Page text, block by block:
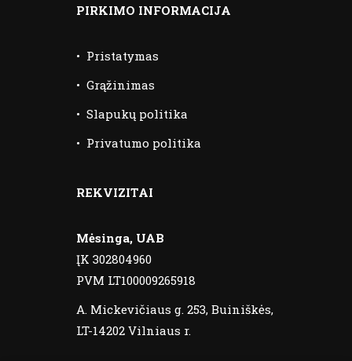
PIRKIMO INFORMACIJA
• Pristatymas
• Grąžinimas
• Slapukų politika
• Privatumo politika
REKVIZITAI
Mėsinga, UAB
ĮK 302804960
PVM LT100009265918
A. Mickevičiaus g. 253, Buiniškės,
LT-14202 Vilniaus r.